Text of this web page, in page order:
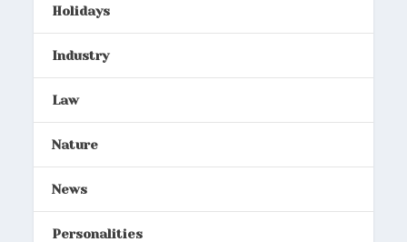
Holidays
Industry
Law
Nature
News
Personalities